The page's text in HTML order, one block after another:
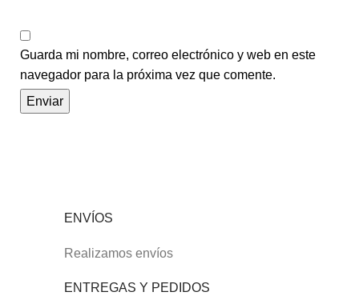
Guarda mi nombre, correo electrónico y web en este
navegador para la próxima vez que comente.
ENVÍOS
Realizamos envíos
ENTREGAS Y PEDIDOS